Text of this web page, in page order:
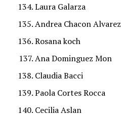
Laura Galarza
Andrea Chacon Alvarez
Rosana koch
Ana Dominguez Mon
Claudia Bacci
Paola Cortes Rocca
Cecilia Aslan